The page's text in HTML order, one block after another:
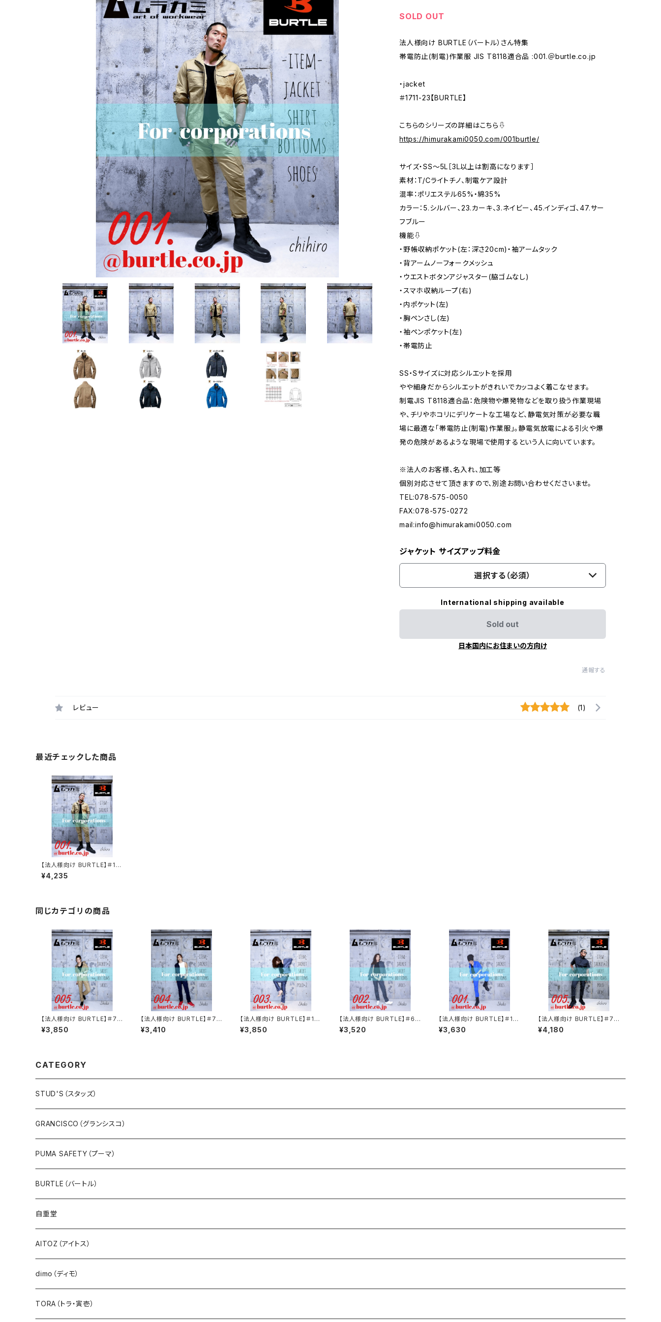
SOLD OUT
法人様向け BURTLE（バートル）さん特集
帯電防止(制電)作業服 JIS T8118適合品 :001.＠burtle.co.jp
・jacket
＃1711-23【BURTLE】
こちらのシリーズの詳細はこちら⇩
https://himurakami0050.com/001burtle/
サイズ・SS〜5L［3L以上は割高になります］
素材：T/Cライトチノ、制電ケア設計
混率：ポリエステル65%・綿35%
カラー：5.シルバー、23.カーキ、3.ネイビー、45.インディゴ、47.サー
フブルー
機能⇩
・野帳収納ポケット(左：深さ20cm)・袖アームタック
・背アームノーフォークメッシュ
・ウエストボタンアジャスター(脇ゴムなし)
・スマホ収納ループ(右)
・内ポケット(左)
・胸ペンさし(左)
・袖ペンポケット(左)
・帯電防止
SS・Sサイズに対応シルエットを採用
やや細身だからシルエットがきれいでカッコよく着こなせます。
制電JIS T8118適合品：危険物や爆発物などを取り扱う作業現場
や、チリやホコリにデリケートな工場など、静電気対策が必要な職
場に最適な「帯電防止(制電)作業服」。静電気放電による引火や爆
発の危険があるような現場で使用するという人に向いています。
※法人のお客様、名入れ、加工等
個別対応させて頂きますので、別途お問い合わせくださいませ。
TEL:078-575-0050
FAX:078-575-0272
mail:info@himurakami0050.com
ジャケット サイズアップ料金
選択する（必須）
International shipping available
Sold out
日本国内にお住まいの方向け
通報する
レビュー (1)
最近チェックした商品
【法人様向け BURTLE】＃171
1 ストレッチライトツイル長袖
ジャケット(JIS T8118適合)
¥4,235
同じカテゴリの商品
【法人様向け BURTLE】＃70
99 ドビークロスレディースカ
ーゴパンツ(JIS T8118適合)
¥3,850
【法人様向け BURTLE】＃70
49 ストレッチドビーレディー
スカーゴパンツ[女性用]
¥3,410
【法人様向け BURTLE】＃151
2 ヘリンボーン&T/Cライトツ
イルカーゴパンツ[男女兼用]
¥3,850
【法人様向け BURTLE】＃60
89 制電T/Cライトツイルレデ
ィースパンツ(JIS T8118適
¥3,520
【法人様向け BURTLE】＃171
2 T/Cライトチノカーゴパンツ
ト(JIS T8118適合)(男女兼
¥3,630
【法人様向け BURTLE】＃70
92 ドビークロス半袖ジャケッ
ト(JIS T8118適合)(男女兼
¥4,180
CATEGORY
STUD'S（スタッズ）
GRANCISCO（グランシスコ）
PUMA SAFETY（プーマ）
BURTLE（バートル）
自重堂
AITOZ（アイトス）
dimo（ディモ）
TORA（トラ・寅壱）